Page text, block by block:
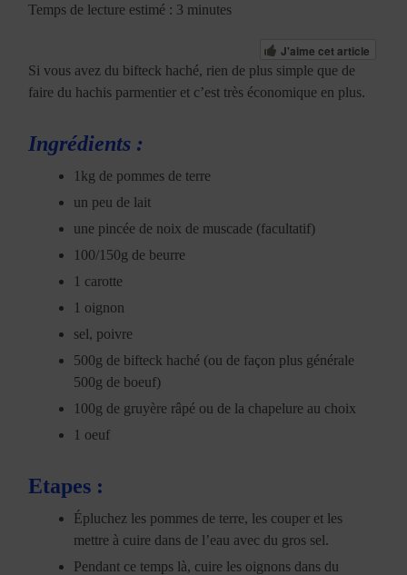
Temps de lecture estimé : 3 minutes
J'aime cet article
Si vous avez du bifteck haché, rien de plus simple que de
faire du hachis parmentier et c’est très économique en plus.
Ingrédients :
1kg de pommes de terre
un peu de lait
une pincée de noix de muscade (facultatif)
100/150g de beurre
1 carotte
1 oignon
sel, poivre
500g de bifteck haché (ou de façon plus générale
500g de boeuf)
100g de gruyère râpé ou de la chapelure au choix
1 oeuf
Etapes :
Épluchez les pommes de terre, les couper et les
mettre à cuire dans de l’eau avec du gros sel.
Pendant ce temps là, cuire les oignons dans du